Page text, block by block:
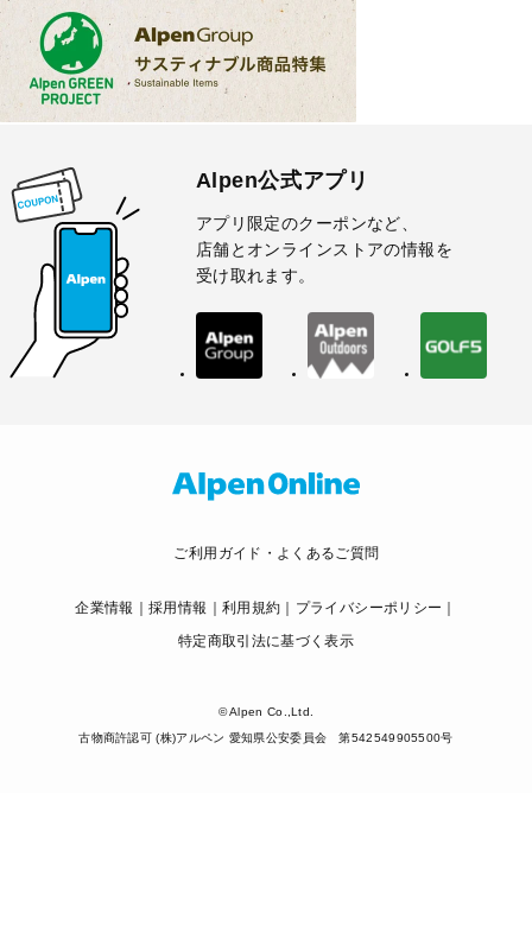
Alpen公式アプリ
アプリ限定のクーポンなど、
店舗とオンラインストアの情報を
受け取れます。
ご利用ガイド・よくあるご質問
企業情報 採用情報 利用規約
プライバシーポリシー
特定商取引法に基づく表示
© Alpen Co.,Ltd.
古物商許認可 (株)アルペン 愛知県公安委員会 第542549905500号